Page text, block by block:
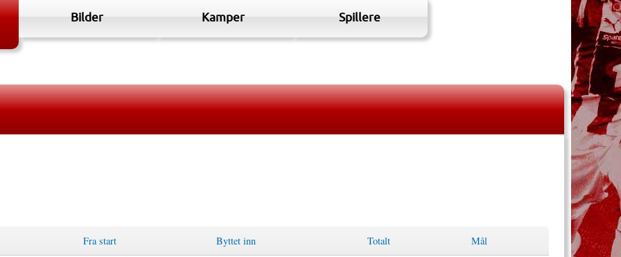
Bilder Kamper Spillere
Fra start Byttet inn Totalt Mål